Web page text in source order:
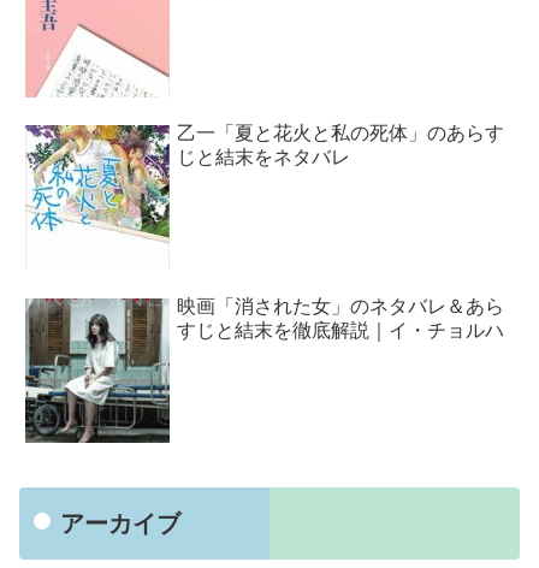
乙一「夏と花火と私の死体」のあらす
じと結末をネタバレ
映画「消された女」のネタバレ＆あら
すじと結末を徹底解説｜イ・チョルハ
アーカイブ